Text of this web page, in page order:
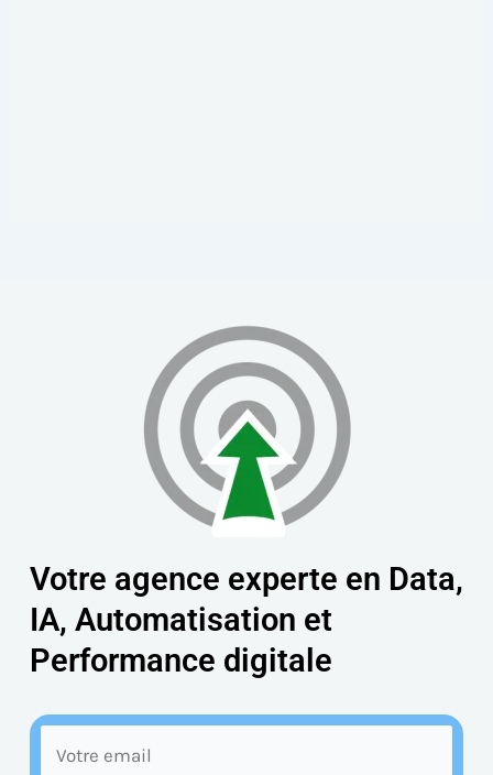
Votre agence experte en Data,
IA, Automatisation et
Performance digitale